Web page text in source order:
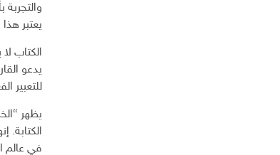
يعتبر
الكتاب
يدعو
للتعبير
يظهر
الكتابة.
في عالم